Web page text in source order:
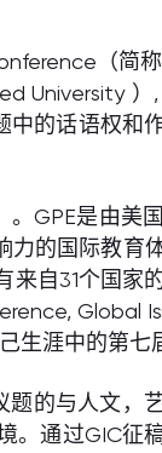
（简
University
的话语权和
GPE是由美
的国际教育
自31个国家
Global
生涯中的第七
的与人文，
。通过GIC征